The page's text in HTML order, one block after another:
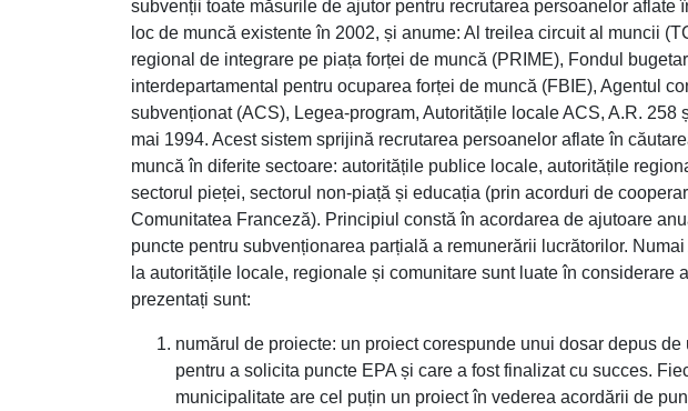
subvenții toate măsurile de ajutor pentru recrutarea persoanelor aflate
loc de muncă existente în 2002, și anume: Al treilea circuit al muncii
regional de integrare pe piața forței de muncă (PRIME), Fondul bugetar
interdepartamental pentru ocuparea forței de muncă (FBIE), Agentul
subvenționat (ACS), Legea-program, Autoritățile locale ACS, A.R. 258
mai 1994. Acest sistem sprijină recrutarea persoanelor aflate în
muncă în diferite sectoare: autoritățile publice locale, autoritățile
sectorul pieței, sectorul non-piață și educația (prin acorduri de
Comunitatea Franceză). Principiul constă în acordarea de ajutoare
puncte pentru subvenționarea parțială a remunerării lucrătorilor.
la autoritățile locale, regionale și comunitare sunt luate în considerare
prezentați sunt:
numărul de proiecte: un proiect corespunde unui dosar depus de
pentru a solicita puncte EPA și care a fost finalizat cu succes.
municipalitate are cel puțin un proiect în vederea acordării de